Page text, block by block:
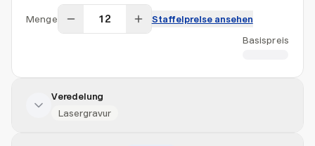
Menge
Staffelpreise ansehen
Basispreis
Veredelung
Lasergravur